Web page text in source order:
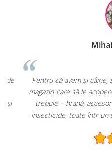
vine de pe EcoPet.ro!
de igienă care
Sunt